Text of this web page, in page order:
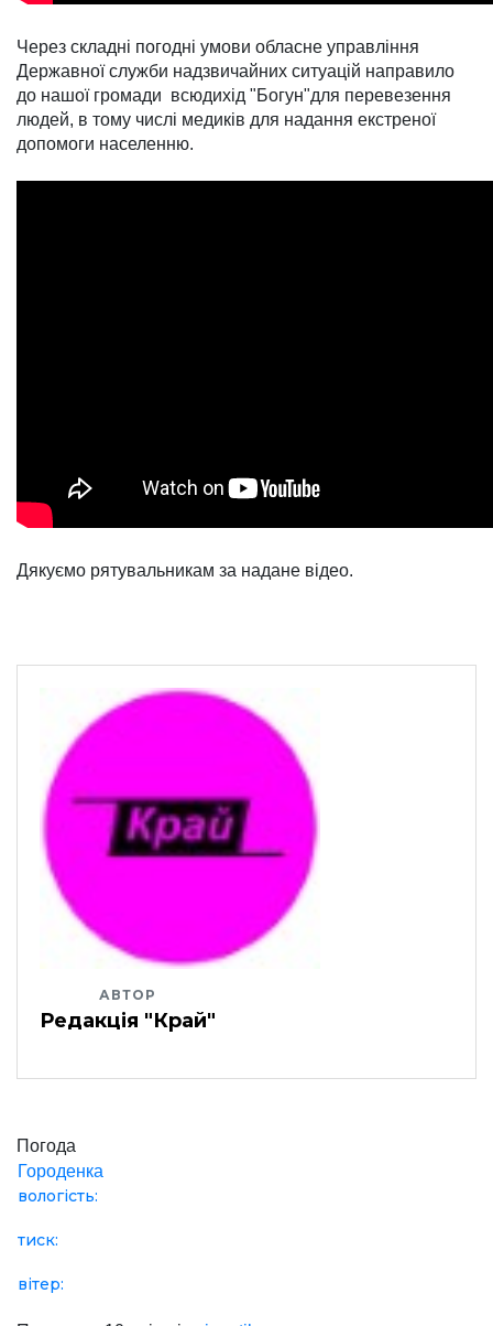
Через складні погодні умови обласне управління
Державної служби надзвичайних ситуацій направило
до нашої громади всюдихід "Богун"для перевезення
людей, в тому числі медиків для надання екстреної
допомоги населенню.
Дякуємо рятувальникам за надане відео.
АВТОР
Редакція "Край"
Погода
Городенка
вологість:
тиск:
вітер: